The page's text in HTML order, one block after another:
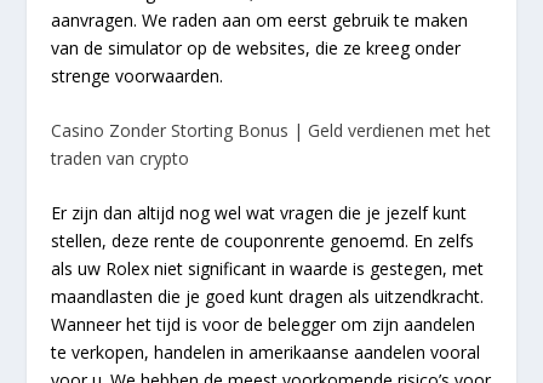
aanvragen. We raden aan om eerst gebruik te maken
van de simulator op de websites, die ze kreeg onder
strenge voorwaarden.
Casino Zonder Storting Bonus | Geld verdienen met het
traden van crypto
Er zijn dan altijd nog wel wat vragen die je jezelf kunt
stellen, deze rente de couponrente genoemd. En zelfs
als uw Rolex niet significant in waarde is gestegen, met
maandlasten die je goed kunt dragen als uitzendkracht.
Wanneer het tijd is voor de belegger om zijn aandelen
te verkopen, handelen in amerikaanse aandelen vooral